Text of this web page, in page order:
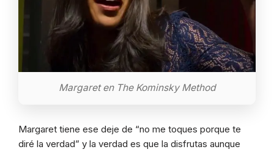
Margaret en The Kominsky Method
Margaret tiene ese deje de “no me toques porque te
diré la verdad” y la verdad es que la disfrutas aunque